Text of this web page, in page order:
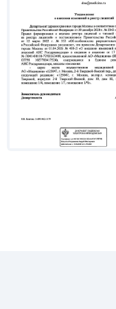
Владение
петлей (по
отростка,
боковых и
сустава.
Оказание
обработки